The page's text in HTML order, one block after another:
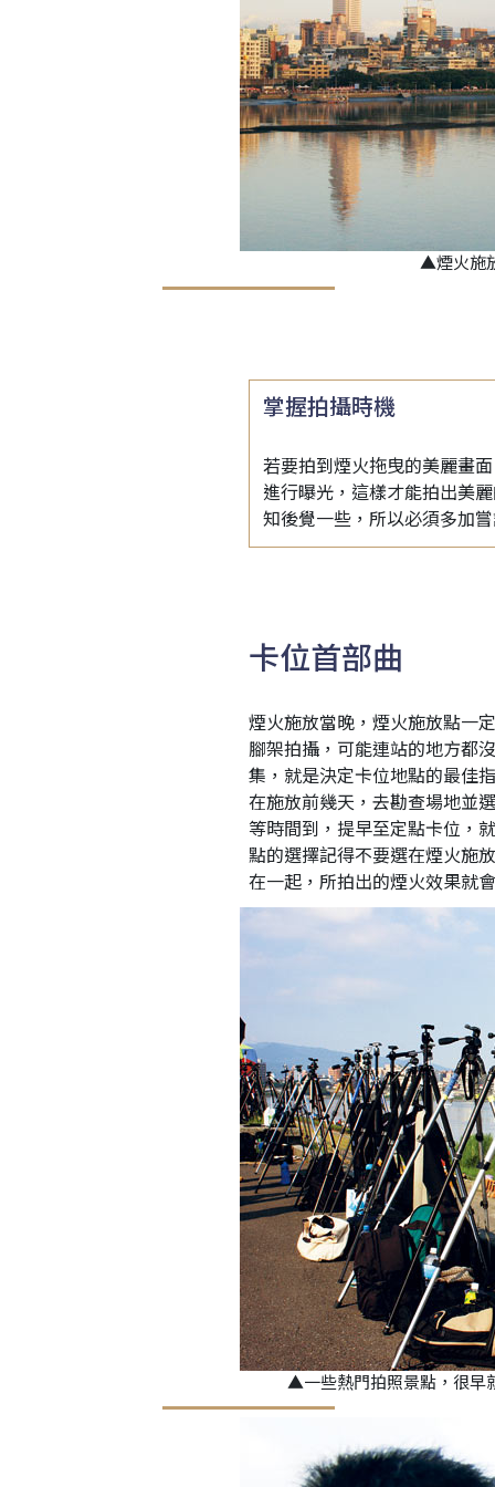
▲煙火施
掌握拍攝時機
若要拍到煙火拖曳的美麗畫
進行曝光，這樣才能拍出美
知後覺一些，所以必須多加
卡位首部曲
煙火施放當晚，煙火施放點一
腳架拍攝，可能連站的地方都
集，就是決定卡位地點的最佳
在施放前幾天，去勘查場地並
等時間到，提早至定點卡位，
點的選擇記得不要選在煙火施
在一起，所拍出的煙火效果就
▲一些熱門拍照景點，很早